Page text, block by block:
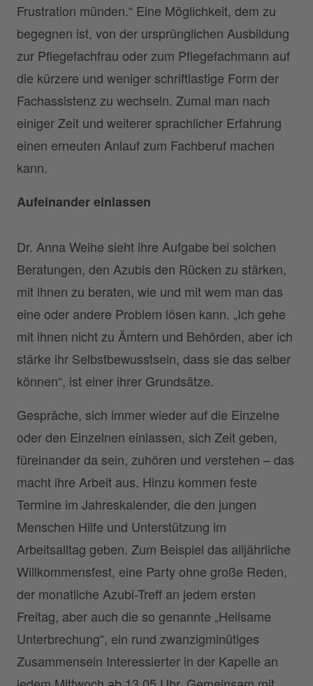
Frustration münden.“ Eine Möglichkeit, dem zu
begegnen ist, von der ursprünglichen Ausbildung
zur Pflegefachfrau oder zum Pflegefachmann auf
die kürzere und weniger schriftlastige Form der
Fachassistenz zu wechseln. Zumal man nach
einiger Zeit und weiterer sprachlicher Erfahrung
einen erneuten Anlauf zum Fachberuf machen
kann.
Aufeinander einlassen
Dr. Anna Weihe sieht ihre Aufgabe bei solchen
Beratungen, den Azubis den Rücken zu stärken,
mit ihnen zu beraten, wie und mit wem man das
eine oder andere Problem lösen kann. „Ich gehe
mit ihnen nicht zu Ämtern und Behörden, aber ich
stärke ihr Selbstbewusstsein, dass sie das selber
können“, ist einer ihrer Grundsätze.
Gespräche, sich immer wieder auf die Einzelne
oder den Einzelnen einlassen, sich Zeit geben,
füreinander da sein, zuhören und verstehen – das
macht ihre Arbeit aus. Hinzu kommen feste
Termine im Jahreskalender, die den jungen
Menschen Hilfe und Unterstützung im
Arbeitsalltag geben. Zum Beispiel das alljährliche
Willkommensfest, eine Party ohne große Reden,
der monatliche Azubi-Treff an jedem ersten
Freitag, aber auch die so genannte „Heilsame
Unterbrechung“, ein rund zwanzigminütiges
Zusammensein Interessierter in der Kapelle an